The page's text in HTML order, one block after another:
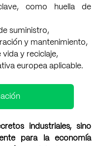
como huella de
suministro,
y mantenimiento,
y reciclaje,
europea aplicable.
industriales, sino
para la economía